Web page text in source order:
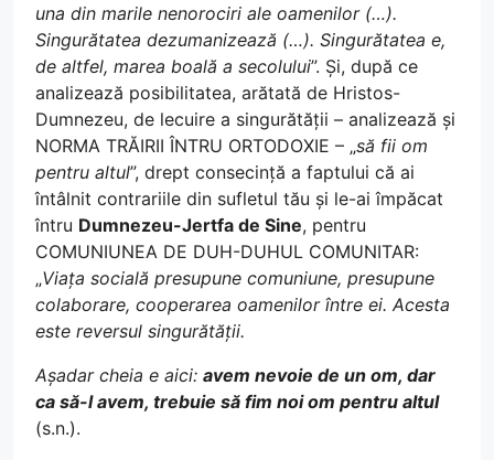
una din marile nenorociri ale oamenilor (…).
Singurătatea dezumanizează (…). Singurătatea e,
de altfel, marea boală a secolului”. Și, după ce
analizează posibilitatea, arătată de Hristos-
Dumnezeu, de lecuire a singurătății – analizează și
NORMA TRĂIRII ÎNTRU ORTODOXIE – „să fii om
pentru altul”, drept consecință a faptului că ai
întâlnit contrariile din sufletul tău și le-ai împăcat
întru Dumnezeu-Jertfa de Sine, pentru
COMUNIUNEA DE DUH-DUHUL COMUNITAR:
„Viața socială presupune comuniune, presupune
colaborare, cooperarea oamenilor între ei. Acesta
este reversul singurătății.
Așadar cheia e aici: avem nevoie de un om, dar
ca să-l avem, trebuie să fim noi om pentru altul
(s.n.).